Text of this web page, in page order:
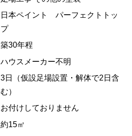
日本ペイント パーフェクトトッ
プ
築30年程
ハウスメーカー不明
3日（仮設足場設置・解体で2日含
む）
お付けしておりません
約15㎡